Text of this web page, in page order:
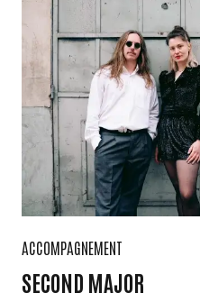
ACCOMPAGNEMENT
SECOND MAJOR